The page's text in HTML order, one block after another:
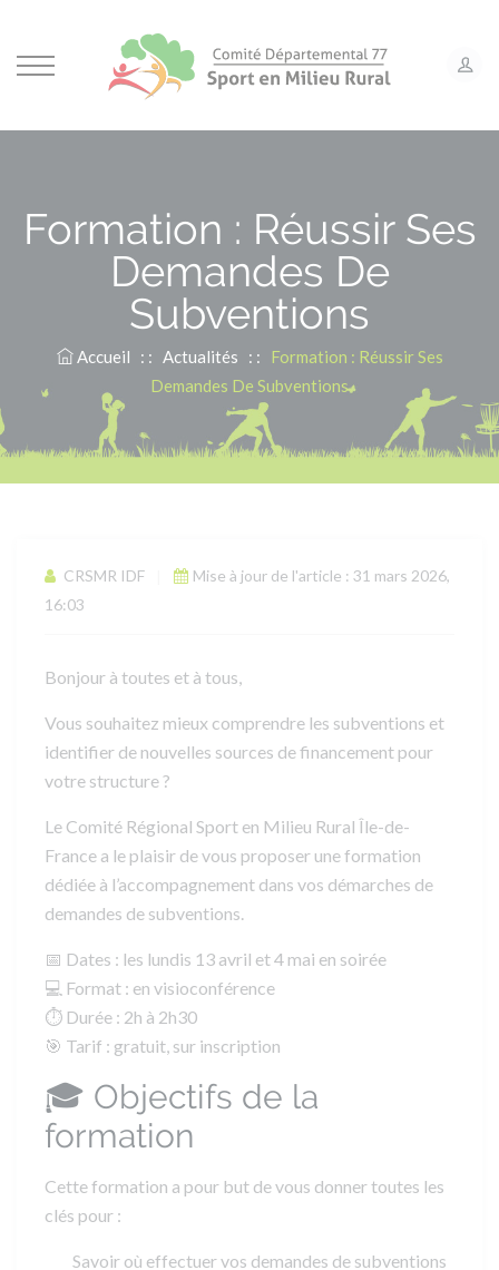
Formation : Réussir Ses
Demandes De
Subventions
Accueil : : Actualités : :
Formation : Réussir Ses
Demandes De Subventions
CRSMR IDF
Mise à jour de l'article : 31 mars 2026,
16:03
Bonjour à toutes et à tous,
Vous souhaitez mieux comprendre les subventions et
identifier de nouvelles sources de financement pour
votre structure ?
Le Comité Régional Sport en Milieu Rural Île-de-
France a le plaisir de vous proposer une formation
dédiée à l’accompagnement dans vos démarches de
demandes de subventions.
📅 Dates : les lundis 13 avril et 4 mai en soirée
💻 Format : en visioconférence
⏱️ Durée : 2h à 2h30
🎯 Tarif : gratuit, sur inscription
🎓 Objectifs de la
formation
Cette formation a pour but de vous donner toutes les
clés pour :
Savoir où effectuer vos demandes de subventions